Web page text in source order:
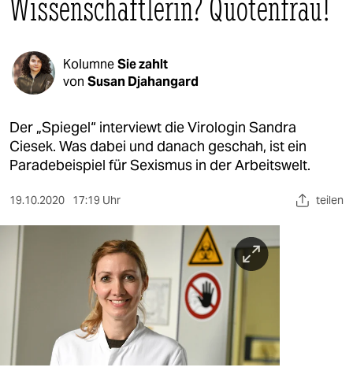
politik
öko
gesellschaft
kultur
sport
nord
wahrheit
verlag
verlag
veranstaltungen
KolumneSie zahlt
von Susan Djahangard
Der „Spiegel“ interviewt die Virologin Sandra
Ciesek. Was dabei und danach geschah, ist ein
Paradebeispiel für Sexismus in der Arbeitswelt.
19.10.2020 17:19 Uhr teilen